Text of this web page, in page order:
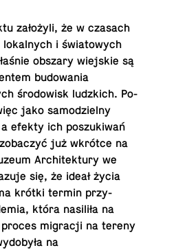
założyli, że w czasach
i świa­towych
obszary wiejskie są
bu­dowa­nia
środowisk ludz­kich. Po­
jako samodzielny
efekty ich poszukiwań
już wkrótce na
Ar­chitek­tury we
się, że ideał życia
krótki termin przy­
która nasiliła na
proces mi­gracji na tereny
na